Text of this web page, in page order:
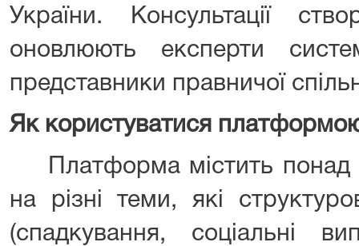
України. Консультації
оновлюють експерти
представники правничої
Як користуватися
Платформа містить понад
на різні теми, які
(спадкування, соціальні